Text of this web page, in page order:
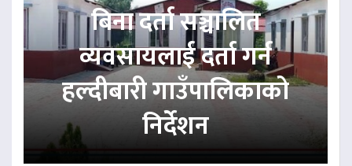
बिना दर्ता सञ्चालित
व्यवसायलाई दर्ता गर्न
हल्दीबारी गाउँपालिकाको
निर्देशन